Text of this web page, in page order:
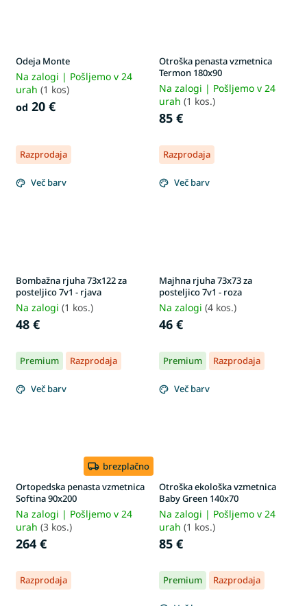
Odeja Monte
Na zalogi | Pošljemo v 24
urah (1 kos)
od 20 €
Otroška penasta vzmetnica
Termon 180x90
Na zalogi | Pošljemo v 24
urah (1 kos.)
85 €
Razprodaja
Več barv
Bombažna rjuha 73x122 za
posteljico 7v1 - rjava
Na zalogi (1 kos.)
48 €
Razprodaja
Več barv
Majhna rjuha 73x73 za
posteljico 7v1 - roza
Na zalogi (4 kos.)
46 €
Premium Razprodaja
Več barv
brezplačno
Ortopedska penasta vzmetnica
Softina 90x200
Na zalogi | Pošljemo v 24
urah (3 kos.)
264 €
Premium Razprodaja
Več barv
Otroška ekološka vzmetnica
Baby Green 140x70
Na zalogi | Pošljemo v 24
urah (1 kos.)
85 €
Razprodaja Premium Razprodaja